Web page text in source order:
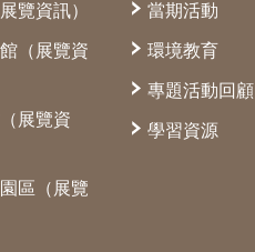
覽資訊）
（展覽資
展覽資
區（展覽
當期活動
環境教育
專題活動回顧
學習資源